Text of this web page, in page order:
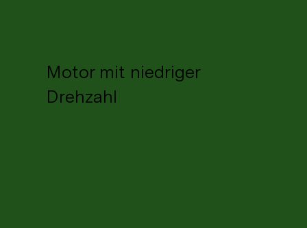
Motor mit niedriger
Drehzahl